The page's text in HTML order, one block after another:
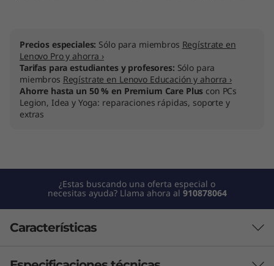
Precios especiales: Sólo para miembros Regístrate en
Lenovo Pro y ahorra ›
Tarifas para estudiantes y profesores: Sólo para
miembros Regístrate en Lenovo Educación y ahorra ›
Ahorre hasta un 50 % en Premium Care Plus con PCs
Legion, Idea y Yoga: reparaciones rápidas, soporte y
extras
¿Estas buscando una oferta especial o
necesitas ayuda? Llama ahora al 910878064
Características